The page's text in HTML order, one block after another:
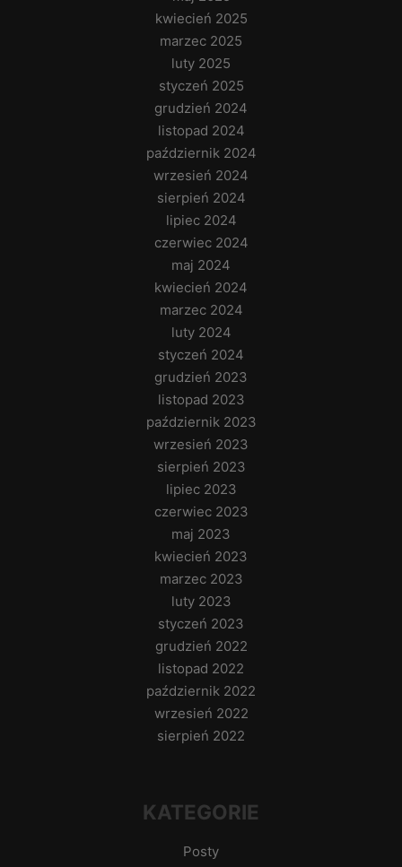
kwiecień 2025
marzec 2025
luty 2025
styczeń 2025
grudzień 2024
listopad 2024
październik 2024
wrzesień 2024
sierpień 2024
lipiec 2024
czerwiec 2024
maj 2024
kwiecień 2024
marzec 2024
luty 2024
styczeń 2024
grudzień 2023
listopad 2023
październik 2023
wrzesień 2023
sierpień 2023
lipiec 2023
czerwiec 2023
maj 2023
kwiecień 2023
marzec 2023
luty 2023
styczeń 2023
grudzień 2022
listopad 2022
październik 2022
wrzesień 2022
sierpień 2022
KATEGORIE
Posty